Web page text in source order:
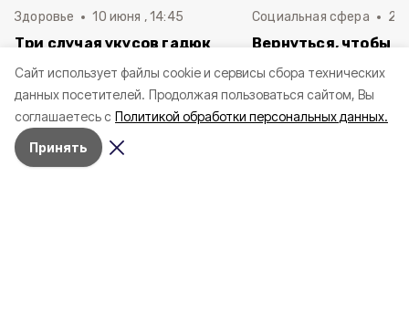
Cайт использует файлы cookie и сервисы сбора технических
данных посетителей. Продолжая пользоваться сайтом, Вы
соглашаетесь с Политикой обработки персональных данных.
Принять
Здоровье 10 июня , 14:45
Три случая укусов гадюк
Белгородской области с
начала года
Социальная сфера 20
Вернуться, чтобы
в Белгородскую
пять лет